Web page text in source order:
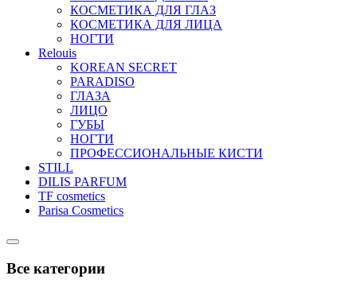
КОСМЕТИКА ДЛЯ ГЛАЗ
КОСМЕТИКА ДЛЯ ЛИЦА
НОГТИ
Relouis
KOREAN SECRET
PARADISO
ГЛАЗА
ЛИЦО
ГУБЫ
НОГТИ
ПРОФЕССИОНАЛЬНЫЕ КИСТИ
STILL
DILIS PARFUM
TF cosmetics
Parisa Cosmetics
Catalog
Все категории